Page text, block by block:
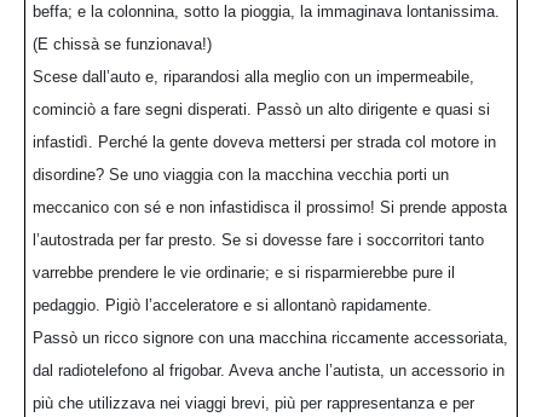
beffa; e la colonnina, sotto la pioggia, la immaginava lontanissima.
(E chissà se funzionava!)
Scese dall’auto e, riparandosi alla meglio con un impermeabile,
cominciò a fare segni disperati. Passò un alto dirigente e quasi si
infastidì. Perché la gente doveva mettersi per strada col motore in
disordine? Se uno viaggia con la macchina vecchia porti un
meccanico con sé e non infastidisca il prossimo! Si prende apposta
l’autostrada per far presto. Se si dovesse fare i soccorritori tanto
varrebbe prendere le vie ordinarie; e si risparmierebbe pure il
pedaggio. Pigiò l’acceleratore e si allontanò rapidamente.
Passò un ricco signore con una macchina riccamente accessoriata,
dal radiotelefono al frigobar. Aveva anche l’autista, un accessorio in
più che utilizzava nei viaggi brevi, più per rappresentanza e per